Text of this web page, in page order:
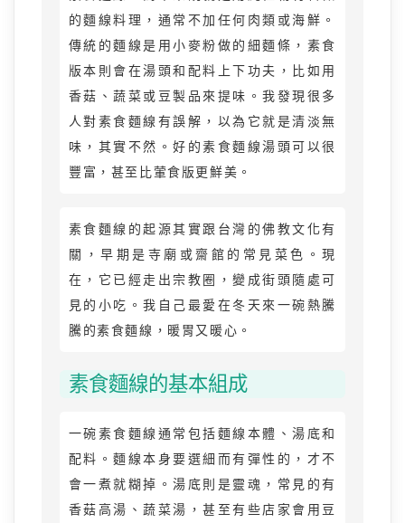
的麵線料理，通常不加任何肉類或海鮮。
傳統的麵線是用小麥粉做的細麵條，素食
版本則會在湯頭和配料上下功夫，比如用
香菇、蔬菜或豆製品來提味。我發現很多
人對素食麵線有誤解，以為它就是清淡無
味，其實不然。好的素食麵線湯頭可以很
豐富，甚至比葷食版更鮮美。
素食麵線的起源其實跟台灣的佛教文化有
關，早期是寺廟或齋館的常見菜色。現
在，它已經走出宗教圈，變成街頭隨處可
見的小吃。我自己最愛在冬天來一碗熱騰
騰的素食麵線，暖胃又暖心。
素食麵線的基本組成
一碗素食麵線通常包括麵線本體、湯底和
配料。麵線本身要選細而有彈性的，才不
會一煮就糊掉。湯底則是靈魂，常見的有
香菇高湯、蔬菜湯，甚至有些店家會用豆